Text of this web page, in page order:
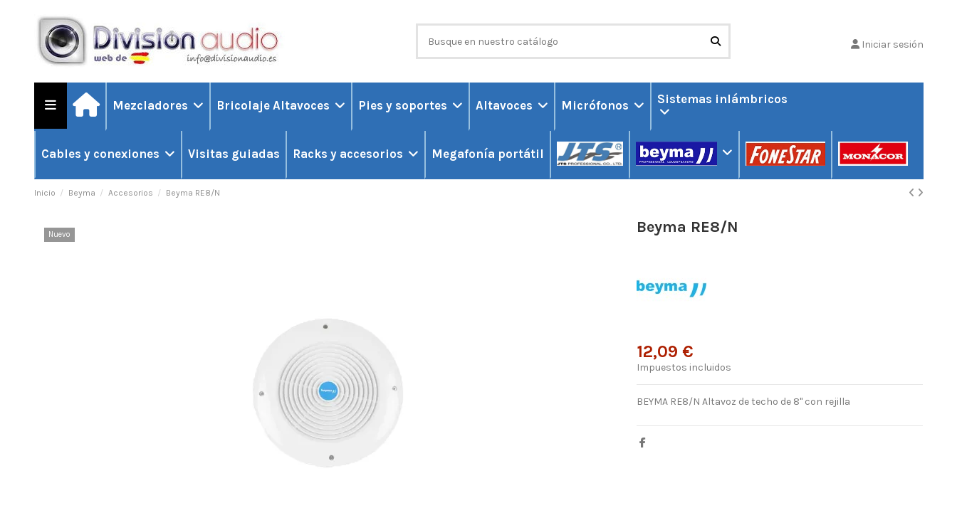
Iniciar sesión
Mezcladores Bricolaje Altavoces Pies y soportes Altavoces Micrófonos Sistemas inlámbricos
Cables y conexiones Visitas guiadas Racks y accesorios Megafonía portátil
Inicio Beyma Accesorios Beyma RE8/N
Nuevo Beyma RE8/N
12,09 €
Impuestos incluidos
BEYMA RE8/N Altavoz de techo de 8" con rejilla